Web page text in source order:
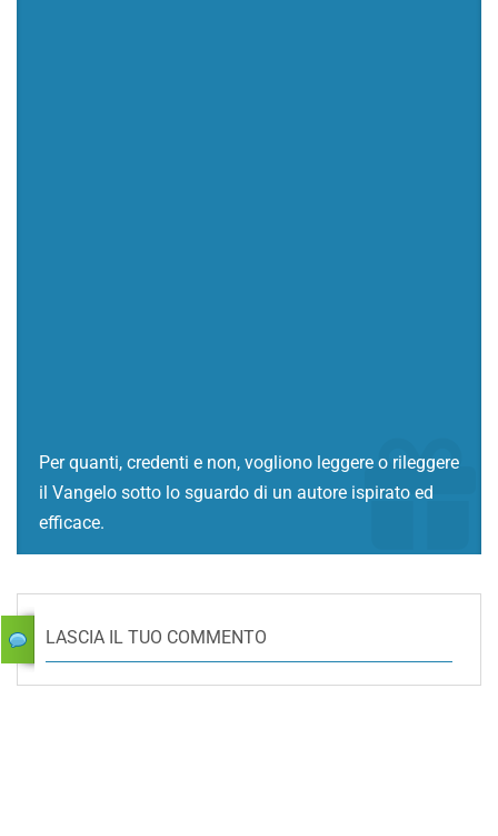
Per quanti, credenti e non, vogliono leggere o rileggere
il Vangelo sotto lo sguardo di un autore ispirato ed
efficace.
LASCIA IL TUO COMMENTO